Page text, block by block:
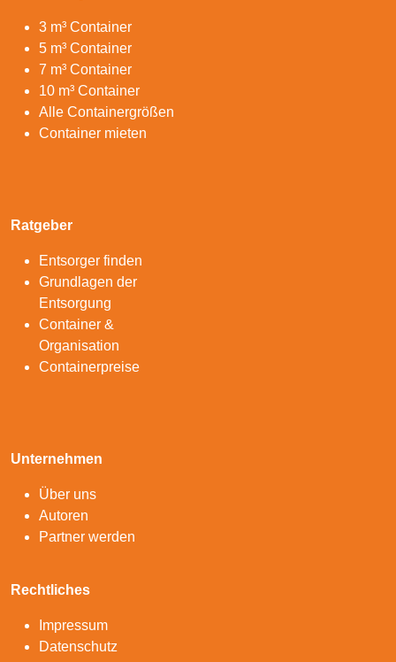
3 m³ Container
5 m³ Container
7 m³ Container
10 m³ Container
Alle Containergrößen
Container mieten
Ratgeber
Entsorger finden
Grundlagen der
Entsorgung
Container &
Organisation
Containerpreise
Unternehmen
Über uns
Autoren
Partner werden
Rechtliches
Impressum
Datenschutz